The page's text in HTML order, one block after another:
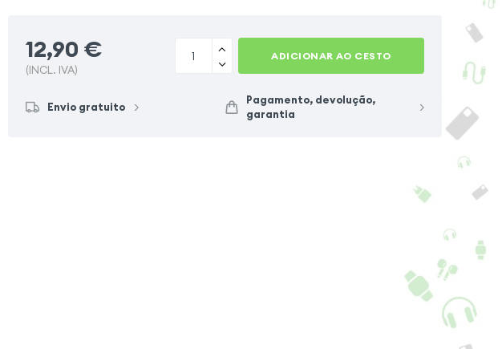
12,90 €
(INCL. IVA)
ADICIONAR AO CESTO
Envio gratuito
Pagamento, devolução,
garantia